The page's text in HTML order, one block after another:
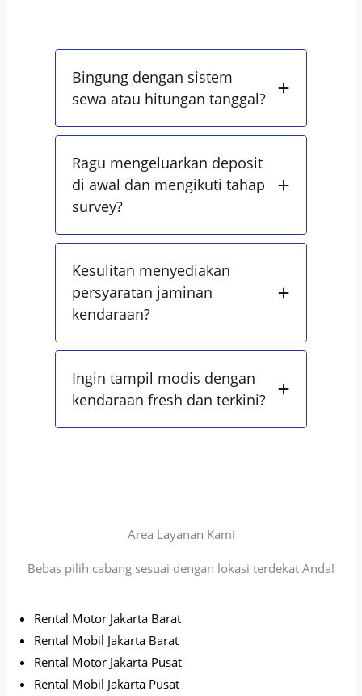
Bingung dengan sistem
sewa atau hitungan tanggal?
Ragu mengeluarkan deposit
di awal dan mengikuti tahap
survey?
Kesulitan menyediakan
persyaratan jaminan
kendaraan?
Ingin tampil modis dengan
kendaraan fresh dan terkini?
Area Layanan Kami
Bebas pilih cabang sesuai dengan lokasi terdekat Anda!
Rental Motor Jakarta Barat
Rental Mobil Jakarta Barat
Rental Motor Jakarta Pusat
Rental Mobil Jakarta Pusat